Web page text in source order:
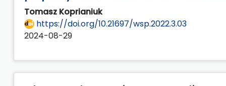
Tomasz Koprianiuk
https://doi.org/10.21697/wsp.2022.3.03
2024-08-29